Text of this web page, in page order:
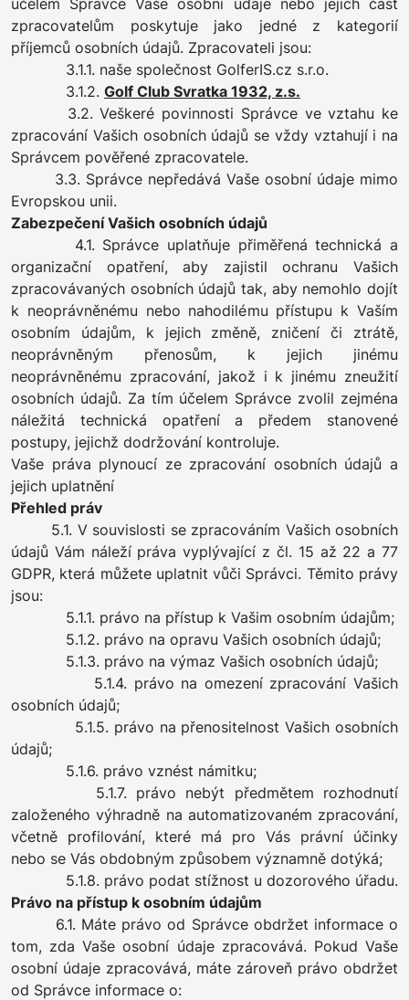
účelem Správce Vaše osobní údaje nebo jejich část
zpracovatelům poskytuje jako jedné z kategorií
příjemců osobních údajů. Zpracovateli jsou:
3.1.1. naše společnost GolferIS.cz s.r.o.
3.1.2. Golf Club Svratka 1932, z.s.
3.2. Veškeré povinnosti Správce ve vztahu ke
zpracování Vašich osobních údajů se vždy vztahují i na
Správcem pověřené zpracovatele.
3.3. Správce nepředává Vaše osobní údaje mimo
Evropskou unii.
Zabezpečení Vašich osobních údajů
4.1. Správce uplatňuje přiměřená technická a
organizační opatření, aby zajistil ochranu Vašich
zpracovávaných osobních údajů tak, aby nemohlo dojít
k neoprávněnému nebo nahodilému přístupu k Vaším
osobním údajům, k jejich změně, zničení či ztrátě,
neoprávněným přenosům, k jejich jinému
neoprávněnému zpracování, jakož i k jinému zneužití
osobních údajů. Za tím účelem Správce zvolil zejména
náležitá technická opatření a předem stanovené
postupy, jejichž dodržování kontroluje.
Vaše práva plynoucí ze zpracování osobních údajů a
jejich uplatnění
Přehled práv
5.1. V souvislosti se zpracováním Vašich osobních
údajů Vám náleží práva vyplývající z čl. 15 až 22 a 77
GDPR, která můžete uplatnit vůči Správci. Těmito právy
jsou:
5.1.1. právo na přístup k Vašim osobním údajům;
5.1.2. právo na opravu Vašich osobních údajů;
5.1.3. právo na výmaz Vašich osobních údajů;
5.1.4. právo na omezení zpracování Vašich
osobních údajů;
5.1.5. právo na přenositelnost Vašich osobních
údajů;
5.1.6. právo vznést námitku;
5.1.7. právo nebýt předmětem rozhodnutí
založeného výhradně na automatizovaném zpracování,
včetně profilování, které má pro Vás právní účinky
nebo se Vás obdobným způsobem významně dotýká;
5.1.8. právo podat stížnost u dozorového úřadu.
Právo na přístup k osobním údajům
6.1. Máte právo od Správce obdržet informace o
tom, zda Vaše osobní údaje zpracovává. Pokud Vaše
osobní údaje zpracovává, máte zároveň právo obdržet
od Správce informace o: